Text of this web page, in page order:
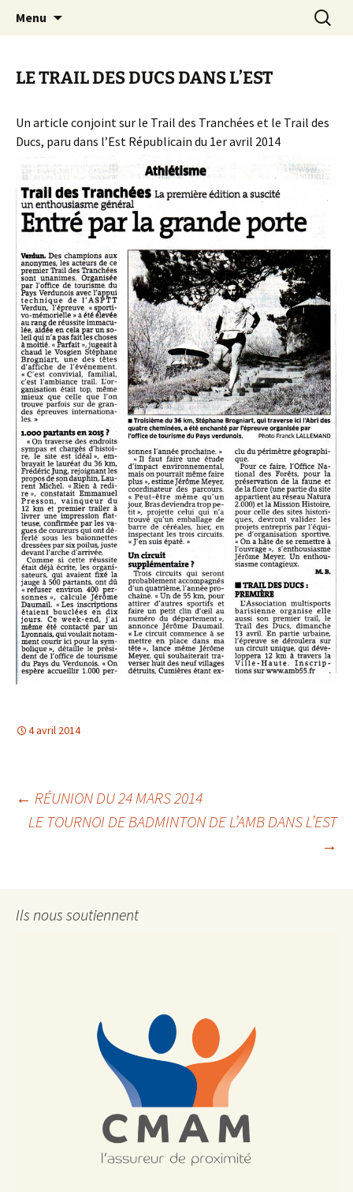
AMB55
Le site web de l'Association Multisports
Barisienne : Badminton, course à pied,
Menu
LE TRAIL DES DUCS DANS L’EST
Un article conjoint sur le Trail des Tranchées et le Trail des
Ducs, paru dans l’Est Républicain du 1er avril 2014
4 avril 2014
Navigation
articles
← RÉUNION DU 24 MARS 2014
LE TOURNOI DE BADMINTON DE L’AMB DANS L’EST
→
Ils nous soutiennent